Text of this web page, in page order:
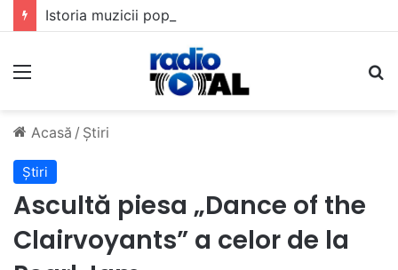
Meniu
Acasă / Știri
Știri
Ascultă piesa „Dance of the
Clairvoyants” a celor de la